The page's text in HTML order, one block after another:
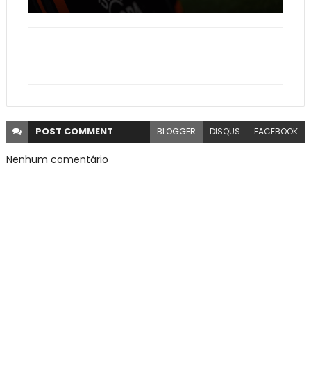
POST COMMENT BLOGGER DISQUS FACEBOOK
Nenhum comentário